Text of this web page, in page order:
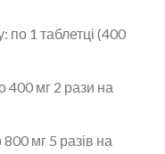
по 1 таблетці (400
400 мг 2 рази на
мг 5 разів на